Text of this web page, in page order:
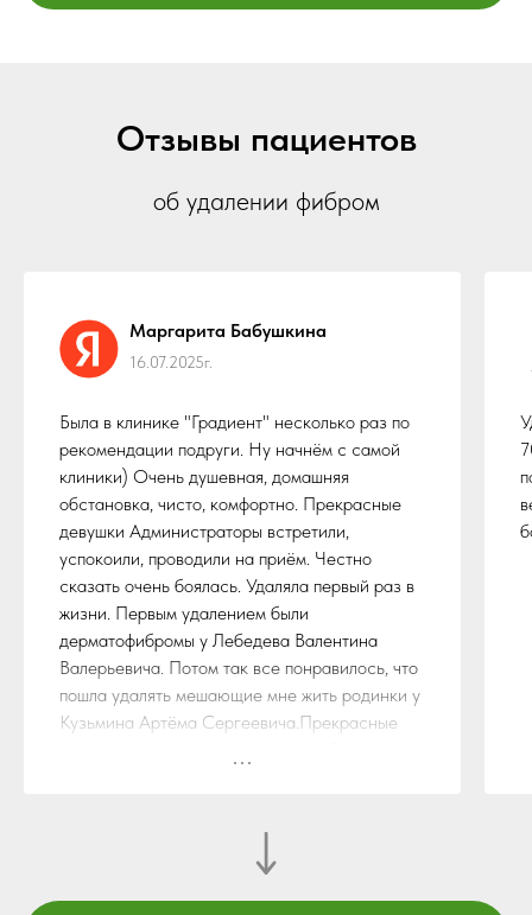
Отзывы пациентов
об удалении фибром
Маргарита Бабушкина
16.07.2025г.
Была в клинике "Градиент" несколько раз по
рекомендации подруги. Ну начнём с самой
клиники) Очень душевная, домашняя
обстановка, чисто, комфортно. Прекрасные
девушки Администраторы встретили,
успокоили, проводили на приём. Честно
сказать очень боялась. Удаляла первый раз в
жизни. Первым удалением были
дерматофибромы у Лебедева Валентина
Валерьевича. Потом так все понравилось, что
пошла удалять мешающие мне жить родинки у
Кузьмина Артёма Сергеевича.Прекрасные
лет мучений и наконец-то они закончились. Я
очень счастлива🌷 Всем рекомендую